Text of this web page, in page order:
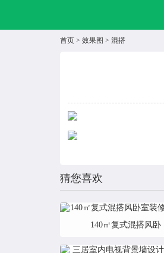
首页> 效果图 > 混搭
猜您喜欢
140㎡复式混搭风卧